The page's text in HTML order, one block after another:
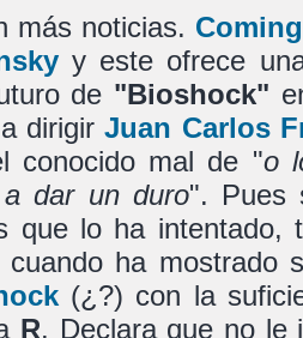
más noticias.
y este ofrece
de "Bioshock"
dirigirJuan Carlos
conocido mal de "o
dar un duro". Pues
que lo ha intentado,
cuando ha mostrado
(¿?) con la
R. Declara que no